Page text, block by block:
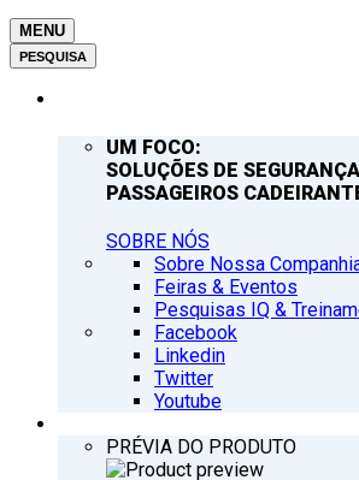
MENU
PESQUISA
UM FOCO:
SOLUÇÕES DE
PASSAGEIROS
SOBRE NÓS
Sobre Nossa
Feiras & Eventos
Pesquisas IQ &
Facebook
Linkedin
Twitter
Youtube
PRÉVIA DO PRODUTO